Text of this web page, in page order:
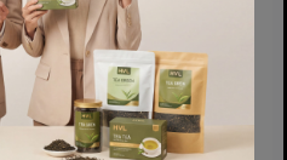
TRỊ LÀ SỰ THAY ĐỔI